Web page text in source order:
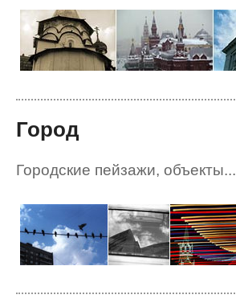
Город
Городские пейзажи, объекты...